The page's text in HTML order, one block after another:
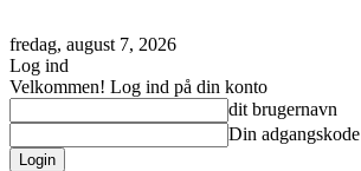
fredag, august 7, 2026
Log ind
Velkommen! Log ind på din konto
dit brugernavn
Din adgangskode